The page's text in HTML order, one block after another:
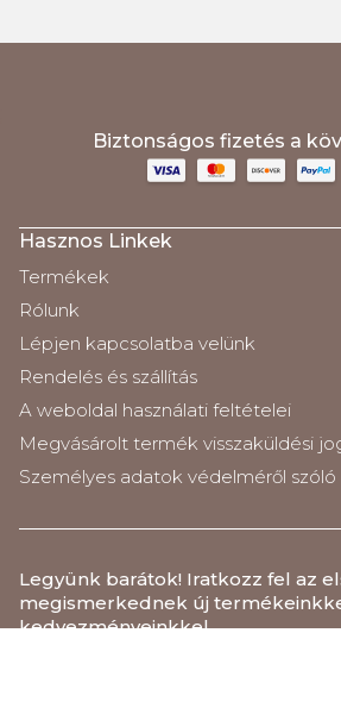
Biztonságos fizetés a
Hasznos Linkek
Termékek
Rólunk
Lépjen kapcsolatba velünk
Rendelés és szállítás
A weboldal használati feltételei
Megvásárolt termék visszaküldési
Személyes adatok védelméről szóló
Legyünk barátok! Iratkozz fel az
megismerkednek új
kedvezményeinkkel.